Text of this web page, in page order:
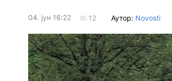
04. јун 16:22 12 Аутор: Novosti